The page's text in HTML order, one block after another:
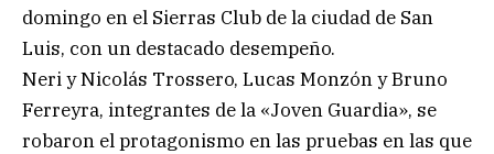
domingo en el Sierras Club de la ciudad de San
Luis, con un destacado desempeño.
Neri y Nicolás Trossero, Lucas Monzón y Bruno
Ferreyra, integrantes de la «Joven Guardia», se
robaron el protagonismo en las pruebas en las que